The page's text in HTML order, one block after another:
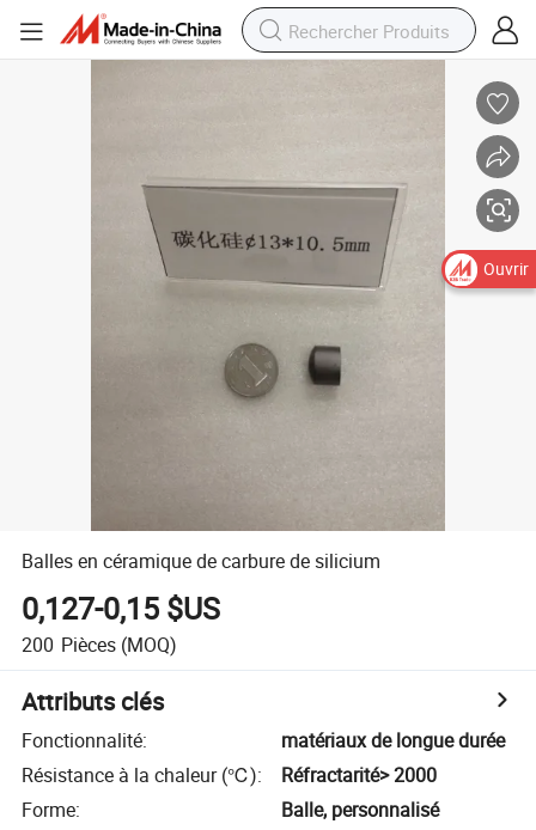
Balles en céramique de carbure de silicium
0,127-0,15 $US
200 Pièces (MOQ)
Attributs clés
Fonctionnalité:
matériaux de longue durée
Résistance à la chaleur (℃):
Réfractarité> 2000
Forme:
Balle, personnalisé
Ouvrir